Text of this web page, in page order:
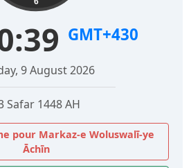
GMT+430
9 August 2026
Safar 1448 AH
pour Markaz-e Woluswalī-ye
Āchīn